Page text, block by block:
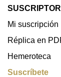
Mi suscripción
Réplica en
Hemeroteca
Suscríbete